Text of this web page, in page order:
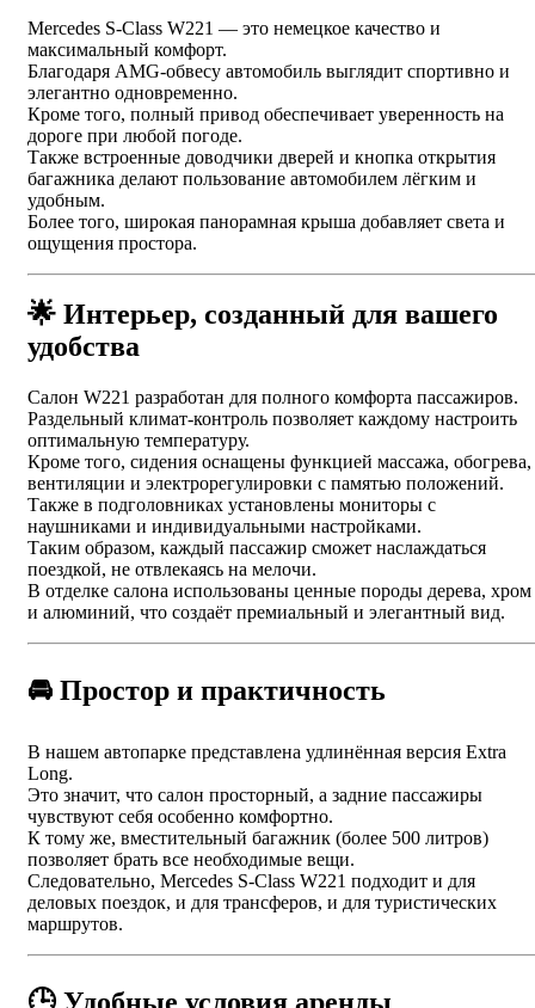
Mercedes S-Class W221 — это немецкое качество и
максимальный комфорт.
Благодаря AMG-обвесу автомобиль выглядит спортивно и
элегантно одновременно.
Кроме того, полный привод обеспечивает уверенность на
дороге при любой погоде.
Также встроенные доводчики дверей и кнопка открытия
багажника делают пользование автомобилем лёгким и
удобным.
Более того, широкая панорамная крыша добавляет света и
ощущения простора.
🌟 Интерьер, созданный для вашего
удобства
Салон W221 разработан для полного комфорта пассажиров.
Раздельный климат-контроль позволяет каждому настроить
оптимальную температуру.
Кроме того, сидения оснащены функцией массажа, обогрева,
вентиляции и электрорегулировки с памятью положений.
Также в подголовниках установлены мониторы с
наушниками и индивидуальными настройками.
Таким образом, каждый пассажир сможет наслаждаться
поездкой, не отвлекаясь на мелочи.
В отделке салона использованы ценные породы дерева, хром
и алюминий, что создаёт премиальный и элегантный вид.
🚘 Простор и практичность
В нашем автопарке представлена удлинённая версия Extra
Long.
Это значит, что салон просторный, а задние пассажиры
чувствуют себя особенно комфортно.
К тому же, вместительный багажник (более 500 литров)
позволяет брать все необходимые вещи.
Следовательно, Mercedes S-Class W221 подходит и для
деловых поездок, и для трансферов, и для туристических
маршрутов.